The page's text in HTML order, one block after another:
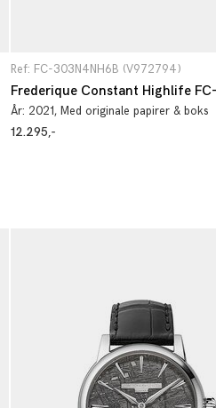
Ref: FC-303N4NH6B (V972794)
År: 2021, Med originale papirer & boks
12.295,-